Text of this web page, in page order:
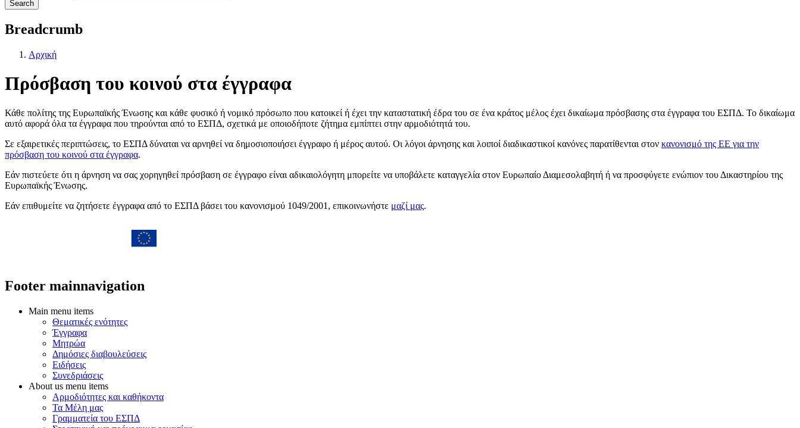
Search
Breadcrumb
Αρχική
Πρόσβαση του κοινού στα έγγραφα
Κάθε πολίτης της Ευρωπαϊκής Ένωσης και κάθε φυσικό ή νομικό πρόσωπο που κατοικεί ή έχει την καταστατική έδρα του σε ένα κράτος μέλος έχει δικαίωμα πρόσβασης στα έγγραφα του ΕΣΠΔ. Το δικαίωμα
αυτό αφορά όλα τα έγγραφα που τηρούνται από το ΕΣΠΔ, σχετικά με οποιοδήποτε ζήτημα εμπίπτει στην αρμοδιότητά του.
Σε εξαιρετικές περιπτώσεις, το ΕΣΠΔ δύναται να αρνηθεί να δημοσιοποιήσει έγγραφο ή μέρος αυτού. Οι λόγοι άρνησης και λοιποί διαδικαστικοί κανόνες παρατίθενται στον κανονισμό της ΕΕ για την
πρόσβαση του κοινού στα έγγραφα.
Εάν πιστεύετε ότι η άρνηση να σας χορηγηθεί πρόσβαση σε έγγραφο είναι αδικαιολόγητη μπορείτε να υποβάλετε καταγγελία στον Ευρωπαίο Διαμεσολαβητή ή να προσφύγετε ενώπιον του Δικαστηρίου της
Ευρωπαϊκής Ένωσης.
Εάν επιθυμείτε να ζητήσετε έγγραφα από το ΕΣΠΔ βάσει του κανονισμού 1049/2001, επικοινωνήστε μαζί μας.
Footer mainnavigation
Main menu items
Θεματικές ενότητες
Έγγραφα
Μητρώα
Δημόσιες διαβουλεύσεις
Ειδήσεις
Συνεδριάσεις
About us menu items
Αρμοδιότητες και καθήκοντα
Τα Μέλη μας
Γραμματεία του ΕΣΠΔ